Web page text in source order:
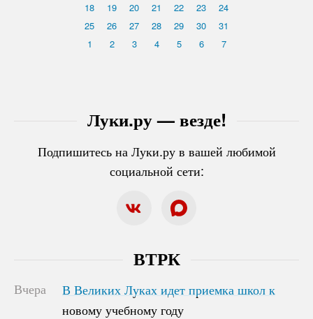
Луки.ру — везде!
Подпишитесь на Луки.ру в вашей любимой
социальной сети:
18
19 20 21 22 23
24
25
26 27 28 29 30
31
1
2 3 4 5 6 7
ВТРК
Вчера
В Великих Луках идет приемка школ к
новому учебному году
В Великих Луках идет приемка школ к
новому учебному году